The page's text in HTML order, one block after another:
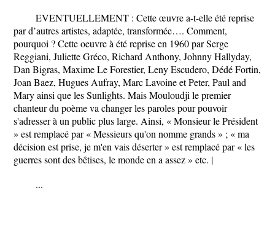
EVENTUELLEMENT : Cette œuvre a-t-elle été reprise
par d’autres artistes, adaptée, transformée…. Comment,
pourquoi ? Cette oeuvre à été reprise en 1960 par Serge
Reggiani, Juliette Gréco, Richard Anthony, Johnny Hallyday,
Dan Bigras, Maxime Le Forestier, Leny Escudero, Dédé Fortin,
Joan Baez, Hugues Aufray, Marc Lavoine et Peter, Paul and
Mary ainsi que les Sunlights. Mais Mouloudji le premier
chanteur du poème va changer les paroles pour pouvoir
s'adresser à un public plus large. Ainsi, « Monsieur le Président
» est remplacé par « Messieurs qu'on nomme grands » ; « ma
décision est prise, je m'en vais déserter » est remplacé par « les
guerres sont des bêtises, le monde en a assez » etc. |
...